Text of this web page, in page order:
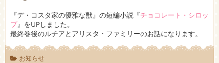
『デ・コスタ家の優雅な獣』の短編小説『チョコレート・シロッ
プ』をUPしました。
最終巻後のルチアとアリスタ・ファミリーのお話になります。
お知らせ